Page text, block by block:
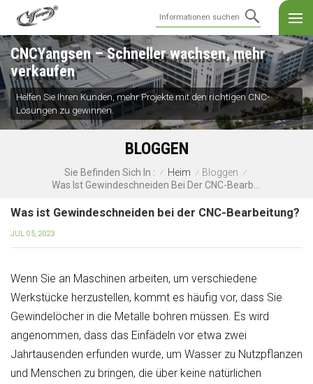
CNCYangsen – Schneller wachsen, mehr
verkaufen
Helfen Sie Ihren Kunden, mehr Projekte mit den richtigen CNC-
Lösungen zu gewinnen.
BLOGGEN
Sie Befinden Sich In : / Heim / Bloggen /
Was ist Gewindeschneiden bei der CNC-Bearbeitung?
JUL 05, 2023
Wenn Sie an Maschinen arbeiten, um verschiedene
Werkstücke herzustellen, kommt es häufig vor, dass Sie
Gewindelöcher in die Metalle bohren müssen. Es wird
angenommen, dass das Einfädeln vor etwa zwei
Jahrtausenden erfunden wurde, um Wasser zu Nutzpflanzen
und Menschen zu bringen, die über keine natürlichen